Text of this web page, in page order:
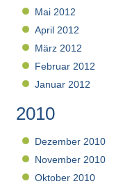
Mai 2012
April 2012
März 2012
Februar 2012
Januar 2012
2010
Dezember 2010
November 2010
Oktober 2010